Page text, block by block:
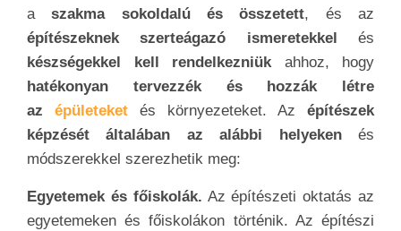
aszakma sokoldalú és összetett, és az
építészeknek szerteágazó ismeretekkel és
készségekkel kell rendelkezniükahhoz, hogy
hatékonyan tervezzék és hozzák létre
az épületeket és környezeteket. Az építészek
képzését általában az alábbi helyekenés
módszerekkel szerezhetik meg:
Egyetemek és főiskolák. Az építészeti oktatás az
egyetemeken és főiskolákon történik. Az építészi